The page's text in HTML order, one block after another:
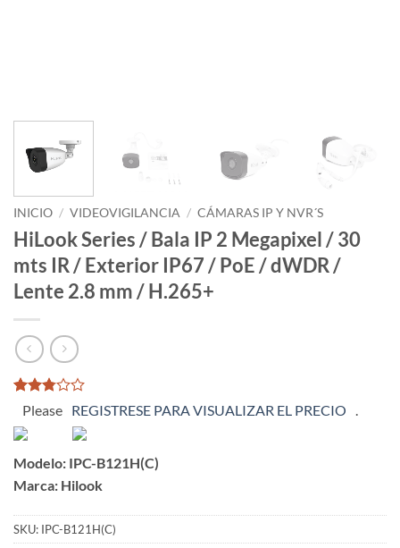
INICIO / VIDEOVIGILANCIA / CÁMARAS IP Y NVR´S
HiLook Series / Bala IP 2 Megapixel / 30
mts IR / Exterior IP67 / PoE / dWDR /
Lente 2.8 mm / H.265+
Valorado
con
2.77
en
base a
116
valoraciones
clientes
Please REGISTRESE PARA VISUALIZAR EL PRECIO .
Modelo: IPC-B121H(C)
Marca: Hilook
SKU: IPC-B121H(C)